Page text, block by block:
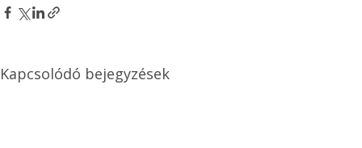
Kapcsolódó bejegyzések